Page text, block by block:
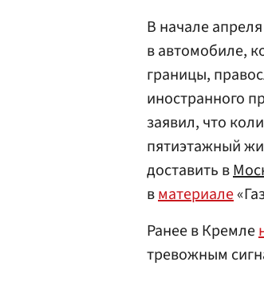
В начале
в автомобиле,
границы,
иностранного
заявил, что
пятиэтажный
доставить в
вматериале
Ранее в Кремле
тревожным